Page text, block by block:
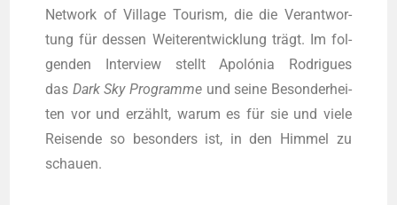
Net­work of Vil­la­ge Tou­rism, die die Ver­ant­wor­
tung für des­sen Wei­ter­ent­wick­lung trägt. Im fol­
gen­den Inter­view stellt Apoló­nia Rodri­gues
das Dark Sky Pro­gram­me und sei­ne Beson­der­hei­
ten vor und erzählt, war­um es für sie und vie­le
Rei­sen­de so beson­ders ist, in den Him­mel zu
schauen.